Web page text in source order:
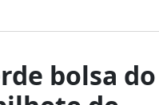
bolsa do